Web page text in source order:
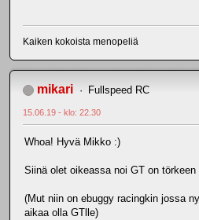
Kaiken kokoista menopeliä
mikari Fullspeed RC
15.06.19 - klo: 22.30
Whoa! Hyvä Mikko :)
Siinä olet oikeassa noi GT on törkeen
(Mut niin on ebuggy racingkin jossa
aikaa olla GTlle)